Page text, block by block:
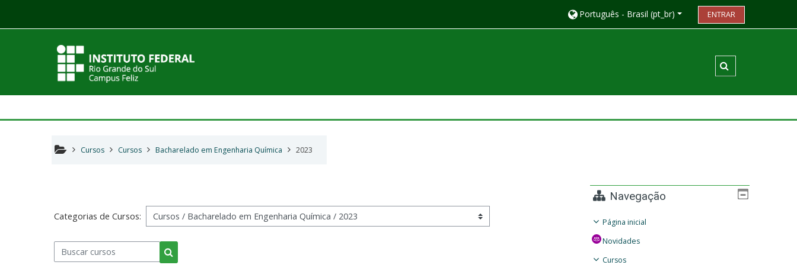
Português - Brasil ‎(pt_br)‎ ENTRAR
Cursos Cursos Bacharelado em Engenharia Química 2023
Categorias de Cursos:
Buscar cursos
Navegação
Página inicial
Novidades
Cursos